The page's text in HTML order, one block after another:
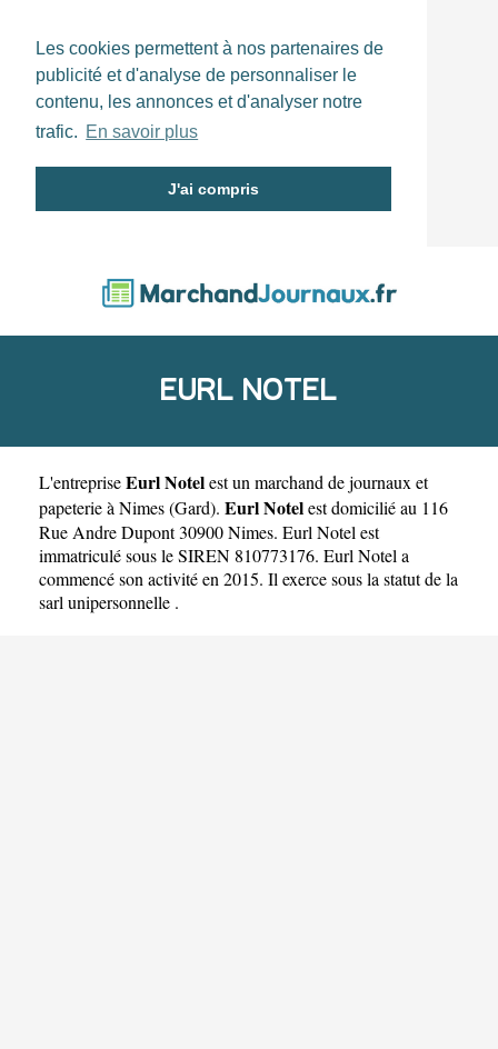
Les cookies permettent à nos partenaires de
publicité et d'analyse de personnaliser le
contenu, les annonces et d'analyser notre
trafic. En savoir plus
J'ai compris
EURL NOTEL
L'entrepriseEurl Notelest un marchand de journaux et
papeterie à Nimes(Gard). Eurl Notelest domicilié au 116
Rue Andre Dupont 30900 Nimes. Eurl Notel est
immatriculé sous le SIREN 810773176. Eurl Notel a
commencé son activité en 2015. Il exerce sous la statut de la
sarl unipersonnelle .